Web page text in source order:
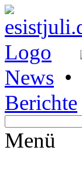
News •
Berichte
Menü